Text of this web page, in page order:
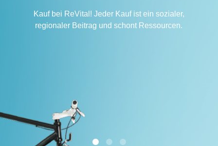
Kauf bei ReVital! Jeder Kauf ist ein sozialer,
regionaler Beitrag und schont Ressourcen.